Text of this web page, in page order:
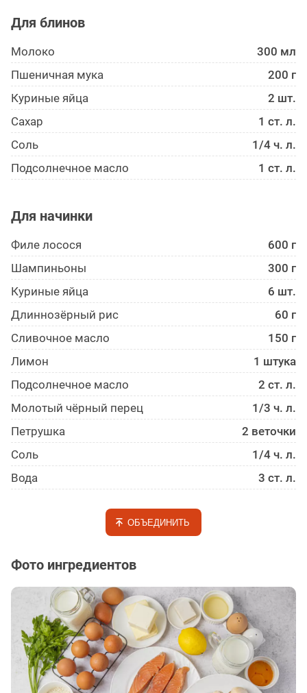
Для блинов
Молоко
300 мл
Пшеничная мука
200 г
Куриные яйца
2 шт.
Сахар
1 ст. л.
Соль
1/4 ч. л.
Подсолнечное масло
1 ст. л.
Для начинки
Филе лосося
600 г
Шампиньоны
300 г
Куриные яйца
6 шт.
Длиннозёрный рис
60 г
Сливочное масло
150 г
Лимон
1 штука
Подсолнечное масло
2 ст. л.
Молотый чёрный перец
1/3 ч. л.
Петрушка
2 веточки
Соль
1/4 ч. л.
Вода
3 ст. л.
ОБЪЕДИНИТЬ
Фото ингредиентов